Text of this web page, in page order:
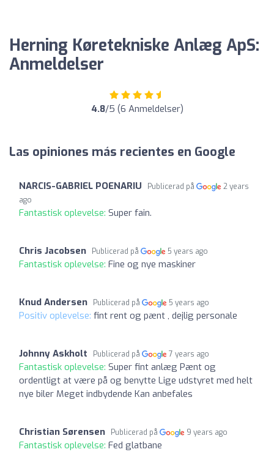
Herning Køretekniske Anlæg ApS:
Anmeldelser
4.8/5 (6 Anmeldelser)
Las opiniones más recientes en Google
NARCIS-GABRIEL POENARIU Publicerad på
2 years
ago
Fantastisk oplevelse: Super fain.
Chris Jacobsen Publicerad på 5 years ago
Fantastisk oplevelse: Fine og nye maskiner
Knud Andersen Publicerad på 5 years ago
Positiv oplevelse: fint rent og pænt , dejlig personale
Johnny Askholt Publicerad på 7 years ago
Fantastisk oplevelse: Super fint anlæg Pænt og
ordentligt at være på og benytte Lige udstyret med helt
nye biler Meget indbydende Kan anbefales
Christian Sørensen Publicerad på 9 years ago
Fantastisk oplevelse: Fed glatbane